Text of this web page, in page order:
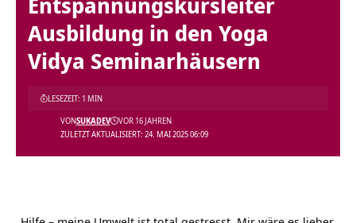
Ausbildung in den Yoga
Vidya Seminarhäusern
ZULETZT AKTUALISIERT: 24. MAI 2025 06:09
VONSUKADEV VOR 16 JAHREN
LESEZEIT: 1 MIN